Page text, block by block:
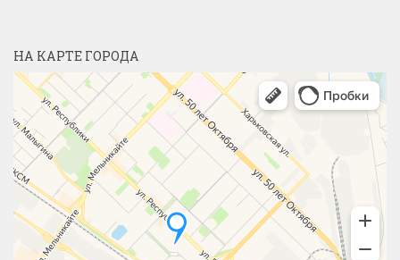
НА КАРТЕ ГОРОДА